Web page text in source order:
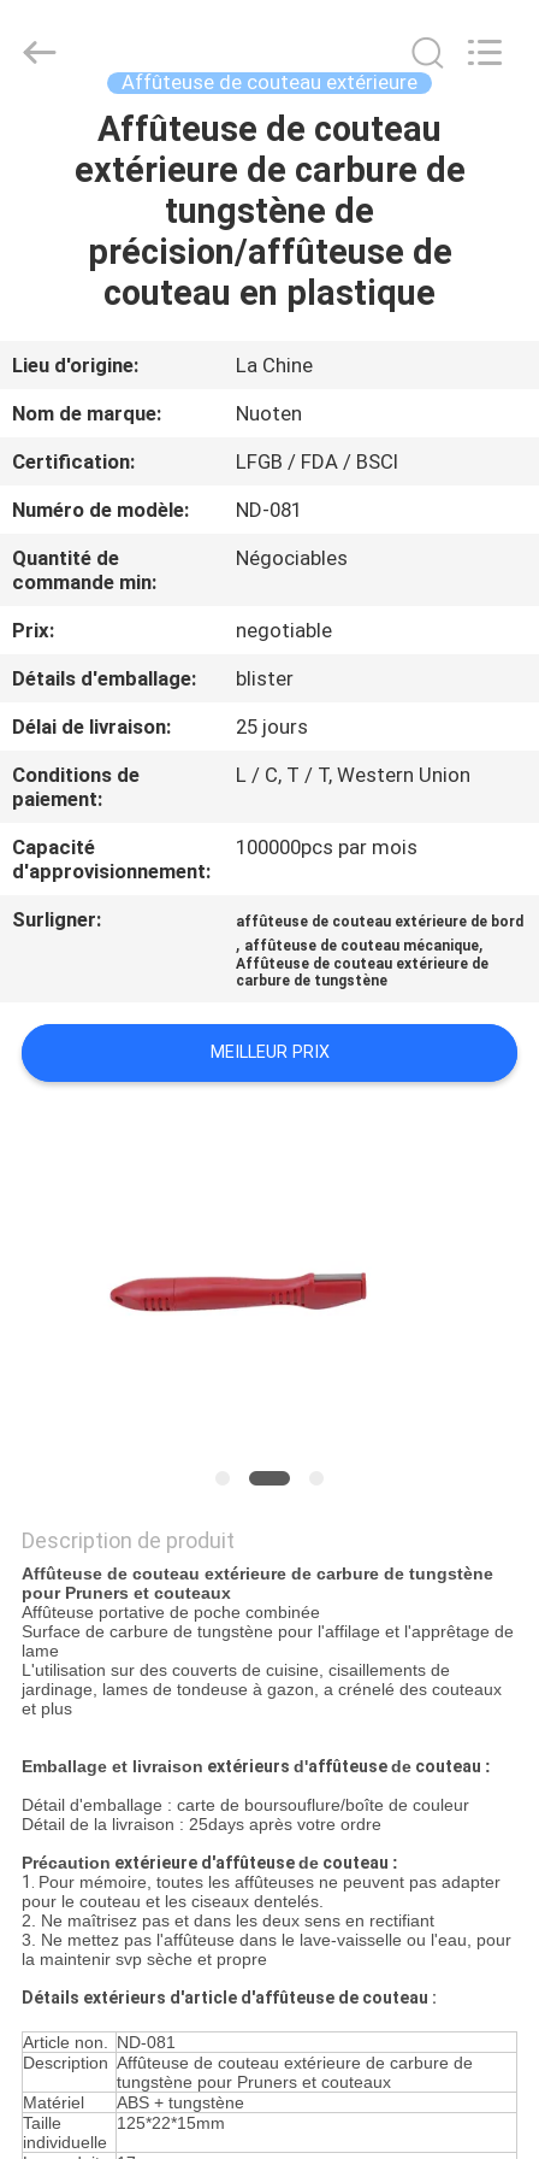
PRODUITS
VIDÉOS
PROPOS
DE
NOUS
VISITE
DE
L'USINE
CONTRÔLE
DE
LA
QUALITÉ
CONTACTER
DEMANDEZ
SITE
PRIVACY
POLICY
Electric
Appliance
Affûteuse de couteau extérieure
Affûteuse de couteau
extérieure de carbure de
tungstène de
précision/affûteuse de
couteau en plastique
Lieu d'origine:
La Chine
Nom de marque:
Nuoten
Certification:
LFGB / FDA / BSCI
Numéro de modèle:
ND-081
Quantité de
commande min:
Négociables
Prix:
negotiable
Détails d'emballage:
blister
Délai de livraison:
25 jours
Conditions de
paiement:
L / C, T / T, Western Union
Capacité
d'approvisionnement:
100000pcs par mois
Surligner: affûteuse de couteau extérieure de bord
, affûteuse de couteau mécanique,
Affûteuse de couteau extérieure de
carbure de tungstène
MEILLEUR PRIX
Description de produit
Affûteuse de couteau extérieure de carbure de tungstène
pour Pruners et couteaux
Affûteuse portative de poche combinée
Surface de carbure de tungstène pour l'affilage et l'apprêtage de
lame
L'utilisation sur des couverts de cuisine, cisaillements de
jardinage, lames de tondeuse à gazon, a crénelé des couteaux
et plus
Emballage et livraison extérieurs d'affûteusedecouteau :
Détail d'emballage : carte de boursouflure/boîte de couleur
Détail de la livraison : 25days après votre ordre
Précaution extérieure d'affûteusedecouteau :
1. Pour mémoire, toutes les affûteuses ne peuvent pas adapter
pour le couteau et les ciseaux dentelés.
2. Ne maîtrisez pas et dans les deux sens en rectifiant
3. Ne mettez pas l'affûteuse dans le lave-vaisselle ou l'eau, pour
la maintenir svp sèche et propre
Détails extérieurs d'article d'affûteuse de couteau :
Article non. ND-081
Description Affûteuse de couteau extérieure de carbure de
tungstène pour Pruners et couteaux
Matériel
ABS + tungstène
Taille
individuelle
125*22*15mm